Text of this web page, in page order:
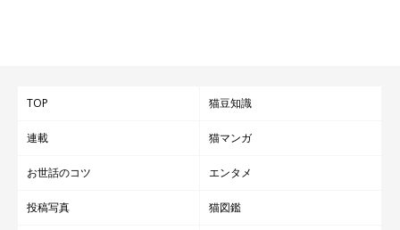
（監修：いぬのきもち・ねこのきもち獣医師相談室 担当獣医
取材・文／kagio
※写真はスマホアプリ「いぬ・ねこのきもち」で投稿されたもの
TOP 猫豆知識
連載 猫マンガ
お世話のコツ エンタメ
投稿写真 猫図鑑